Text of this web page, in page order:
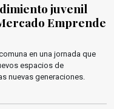
juvenil
Emprende
en una jornada que
espacios de
nuevas generaciones.